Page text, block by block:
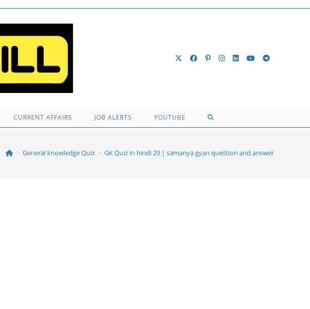
CURRENT AFFAIRS JOB ALERTS YOUTUBE
TOGGLE
SEARCH
> General knowledge Quiz > GK Quiz in hindi 29 | samanya gyan question and answer